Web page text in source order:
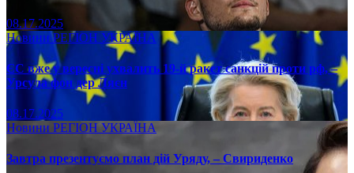
08.17.2025
НовиниРЕГІОН УКРАЇНА
ЄС вже у вересні ухвалить 19-й ракет санкцій проти рф, –
Урсула фон дер Ляєн
08.17.2025
Новини РЕГІОН УКРАЇНА
Завтра презентуємо план дій Уряду, – Свириденко